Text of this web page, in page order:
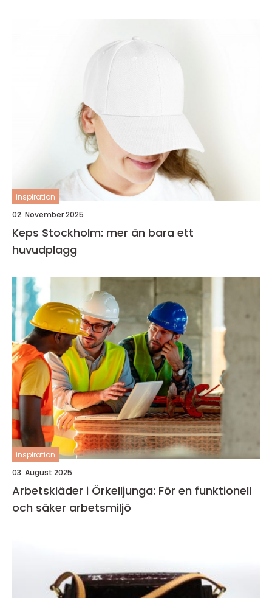
inspiration
02. November 2025
Keps Stockholm: mer än bara ett
huvudplagg
inspiration
03. August 2025
Arbetskläder i Örkelljunga: För en funktionell
och säker arbetsmiljö